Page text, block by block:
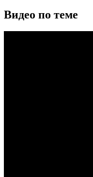
Видео по теме